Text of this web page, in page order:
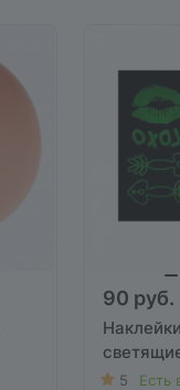
90 руб.
5
Есть